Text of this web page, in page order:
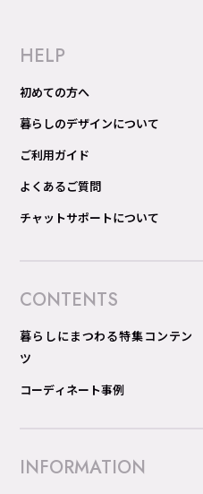
HELP
初めての方へ
暮らしのデザインについて
ご利用ガイド
よくあるご質問
チャットサポートについて
CONTENTS
暮らしにまつわる特集コンテン
ツ
コーディネート事例
INFORMATION